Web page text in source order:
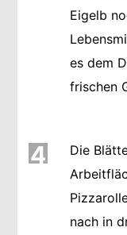
Eigelb
es dem
frischen
4
Die
nach in